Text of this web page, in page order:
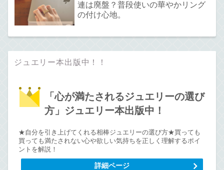
連は廃盤？普段使いの華やかリング
の付け心地。
ジュエリー本出版中！！
「心が満たされるジュエリーの選び
方」ジュエリー本出版中！
★自分を引き上げてくれる相棒ジュエリーの選び方★買っても
買っても満たされない心や欲しい気持ちを正しく理解するポイ
ントを解説！
詳細ページ